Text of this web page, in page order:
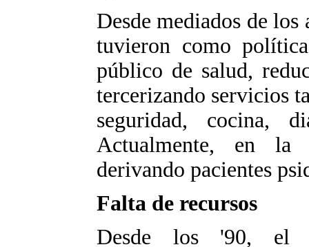
Desde mediados de
tuvieron como
público de salud,
tercerizando servicios
seguridad, cocina,
Actualmente, en la
derivando pacientes
Falta de recursos
Desde los '90, el